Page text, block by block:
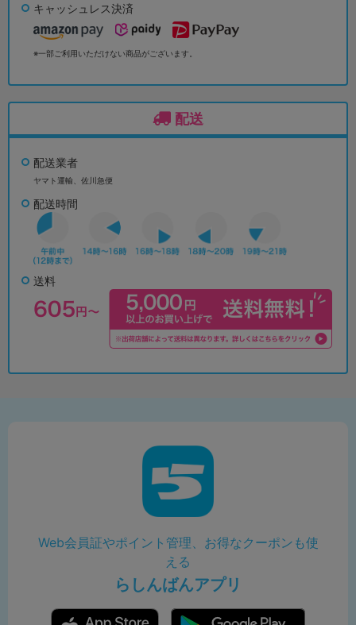
キャッシュレス決済
※一部ご利用いただけない商品がございます。
配送
配送業者
ヤマト運輸、佐川急便
配送時間
送料
Web会員証やポイント管理、お得なクーポンも使
える
らしんばんアプリ